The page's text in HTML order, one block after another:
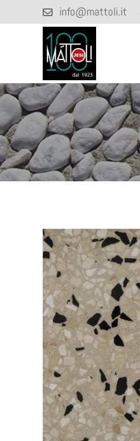
info@mattoli.it